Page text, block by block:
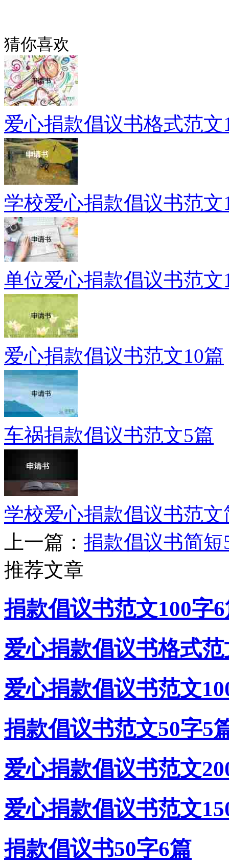
猜你喜欢
爱心捐款倡议书格式范文
学校爱心捐款倡议书范文
单位爱心捐款倡议书范文
爱心捐款倡议书范文10篇
车祸捐款倡议书范文5篇
学校爱心捐款倡议书范文
上一篇： 捐款倡议书简短
推荐文章
捐款倡议书范文100字
爱心捐款倡议书格式范
爱心捐款倡议书范文
捐款倡议书范文50字5
爱心捐款倡议书范文
爱心捐款倡议书范文
捐款倡议书50字6篇